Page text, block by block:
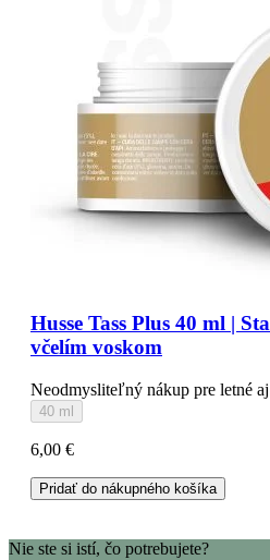
Husse Tass Plus 40 ml |
včelím voskom
Neodmysliteľný nákup pre letné
40 ml
6,00 €
Pridať do nákupného košíka
Nie ste si istí, čo potrebujete?